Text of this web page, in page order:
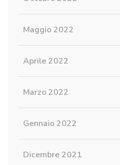
Maggio 2022
Aprile 2022
Marzo 2022
Gennaio 2022
Dicembre 2021